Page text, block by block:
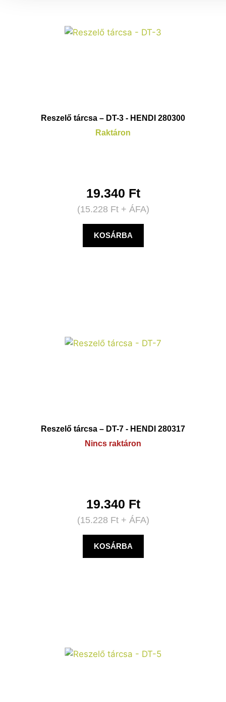
Reszelő tárcsa – DT-3 - HENDI 280300
Raktáron
19.340 Ft
(15.228 Ft+ ÁFA)
KOSÁRBA
Reszelő tárcsa – DT-7 - HENDI 280317
Nincs raktáron
19.340 Ft
(15.228 Ft+ ÁFA)
KOSÁRBA